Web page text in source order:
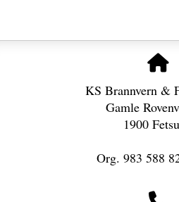
KS Brannvern &
Gamle
1900
Org. 983 588